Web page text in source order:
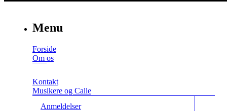
Menu
Forside
Om os
Kontakt
Musikere og Calle
Anmeldelser